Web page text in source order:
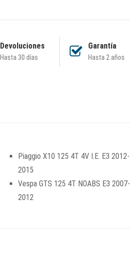
Devoluciones
Hasta 30 días
Garantía
Hasta 2 años
Piaggio X10 125 4T 4V I.E. E3 2012-
2015
Vespa GTS 125 4T NOABS E3 2007-
2012